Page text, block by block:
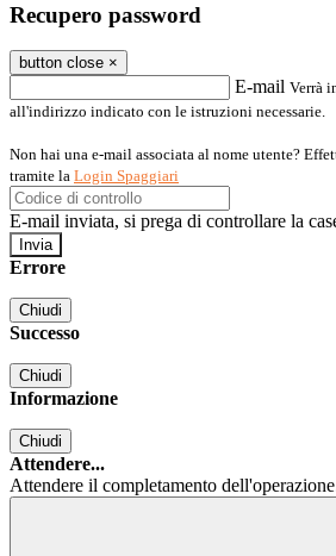
Recupero password
button close ×
E-mail Verrà
all'indirizzo indicato con le istruzioni necessarie.
Non hai una e-mail associata al nome utente?
tramite la Login Spaggiari
E-mail inviata, si prega di controllare la
Errore
Chiudi
Successo
Chiudi
Informazione
Chiudi
Attendere...
Attendere il completamento